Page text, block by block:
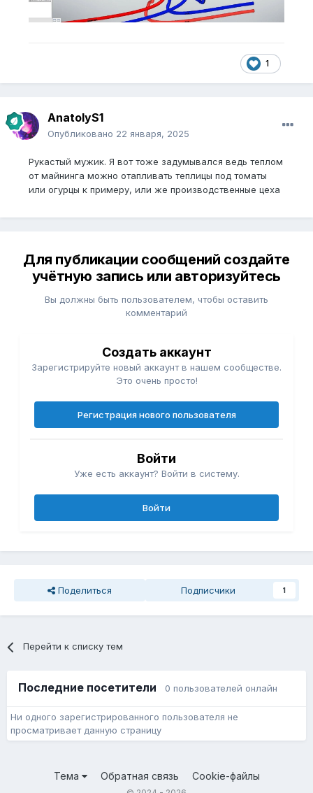
1
AnatolyS1
Опубликовано 22 января, 2025
Рукастый мужик. Я вот тоже задумывался ведь теплом
от майнинга можно отапливать теплицы под томаты
или огурцы к примеру, или же производственные цеха
Для публикации сообщений создайте
учётную запись или авторизуйтесь
Вы должны быть пользователем, чтобы оставить
комментарий
Создать аккаунт
Зарегистрируйте новый аккаунт в нашем сообществе.
Это очень просто!
Регистрация нового пользователя
Войти
Уже есть аккаунт? Войти в систему.
Войти
Поделиться Подписчики 1
Перейти к списку тем
Последние посетители 0 пользователей онлайн
Ни одного зарегистрированного пользователя не
просматривает данную страницу
Тема Обратная связь Cookie-файлы